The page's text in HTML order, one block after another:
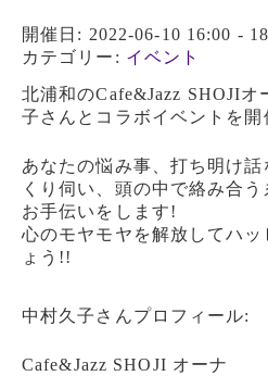
開催日: 2022-06-10 16:00 -
カテゴリー: イベント
北浦和のCafe&Jazz SHOJIオ
子さんとコラボイベントを開
あなたの悩み事、打ち明け話
くり伺い、頭の中で絡み合
お手伝いをします!
心のモヤモヤを解放してハッ
ょう!!
中村久子さんプロフィール:
Cafe&Jazz SHOJI オーナ